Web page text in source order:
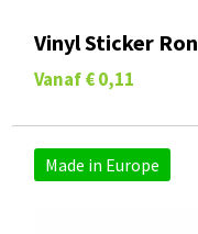
Vinyl Sticker
Vanaf € 0,11
Made in Europe